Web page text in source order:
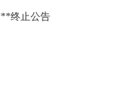
终止公告